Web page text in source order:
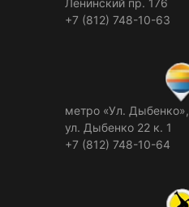
+7 (812) 748-10-63
метро «Ул. Дыбенко»,
ул. Дыбенко 22 к. 1
+7 (812) 748-10-64